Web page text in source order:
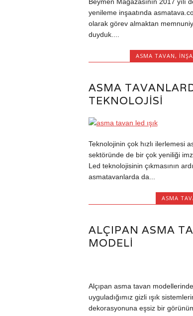
yenileme inşaatında
olarak görev almaktan
duyduk....
ASMA TAVAN ,
ASMA
TEKNOLOJISI
Teknolojinin çok hızlı ilerlemesi
sektöründe de bir çok yeniliği
Led teknolojisinin çıkmasının
asmatavanlarda da...
ASMA
ALÇIPAN ASMA
MODELI
Alçıpan asma tavan
uyguladığımız gizli ışık
dekorasyonuna eşsiz bir